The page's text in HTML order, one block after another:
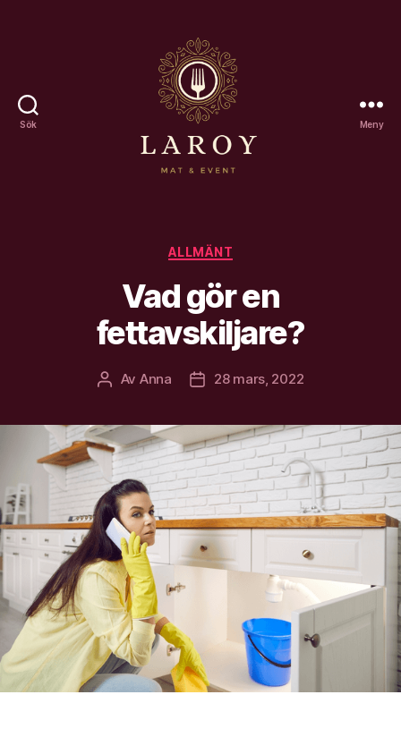
Sök Meny
Kategorier
ALLMÄNT
Vad gör en
fettavskiljare?
Inläggsförfattare
Av Anna Inläggsdatum
28 mars, 2022